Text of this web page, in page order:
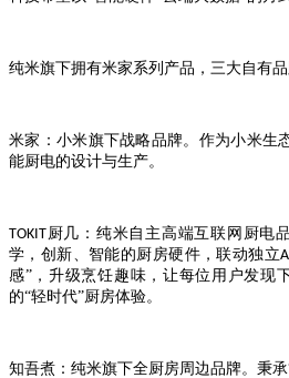
纯米旗下拥有米家系列产品，三大自有品
米家：小米旗下战略品牌。作为小米生
能厨电的设计与生产。
TOKIT 厨几：纯⽶自主高端互联网厨电
学，创新、智能的厨房硬件，联动独 ⽴
感”，升级烹饪趣味，让每位用户发现
的“轻时代”厨房体验。
知吾煮：纯米旗下全厨房周边品牌。秉承